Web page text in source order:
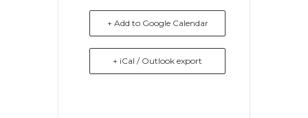
+ Add to Google Calendar
+ iCal / Outlook export